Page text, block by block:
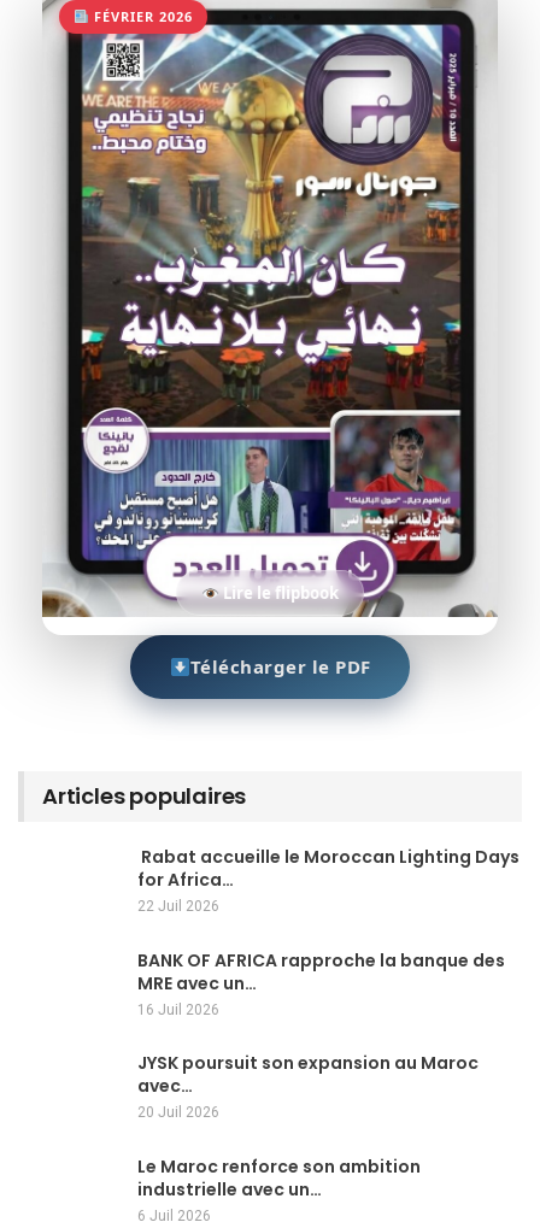
FÉVRIER 2026
Lire le flipbook
Télécharger le PDF
Articles populaires
Rabat accueille le Moroccan Lighting Days
for Africa…
22 Juil 2026
BANK OF AFRICA rapproche la banque des
MRE avec un…
16 Juil 2026
JYSK poursuit son expansion au Maroc
avec…
20 Juil 2026
Le Maroc renforce son ambition
industrielle avec un…
6 Juil 2026